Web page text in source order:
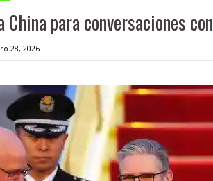
para conversaciones
28, 2026